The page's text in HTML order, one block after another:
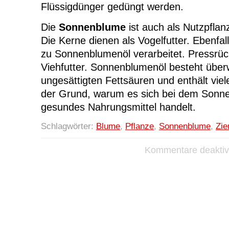
Flüssigdünger gedüngt werden.
Die Sonnenblume ist auch als
Die Kerne dienen als Vogelfutter.
zu Sonnenblumenöl verarbeitet.
Viehfutter. Sonnenblumenöl besteht
ungesättigten Fettsäuren und enthält
der Grund, warum es sich bei dem
gesundes Nahrungsmittel handelt.
Schlagwörter: Blume, Pflanze, Sonnenblume,
Kommentare